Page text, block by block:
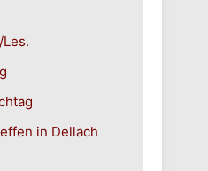
in Dellach